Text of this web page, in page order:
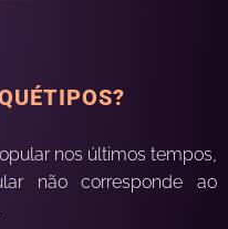
nos últimos tempos,
não corresponde ao